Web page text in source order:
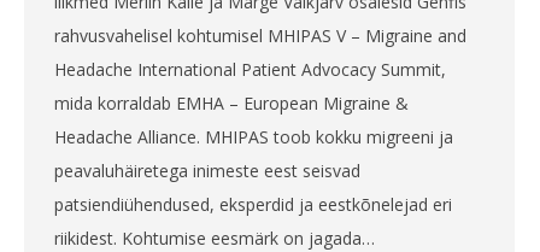
rahvusvahelisel kohtumisel MHIPAS V – Migraine and
Headache International Patient Advocacy Summit,
mida korraldab EMHA – European Migraine &
Headache Alliance. MHIPAS toob kokku migreeni ja
peavaluhäiretega inimeste eest seisvad
patsiendiühendused, eksperdid ja eestkõnelejad eri
riikidest. Kohtumise eesmärk on jagada…